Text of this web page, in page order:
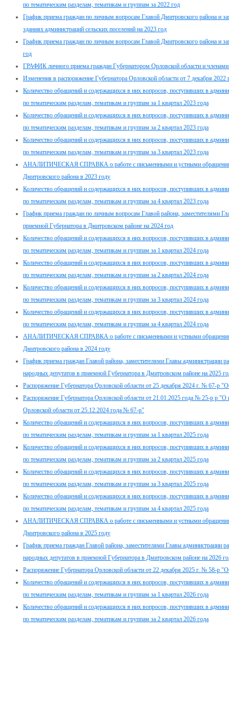
по тематическим разделам, тематикам и группам за 2022 год
График приема граждан по личным вопросам Главой Дмитровского района и
зданиях администраций сельских поселений на 2023 год
График приема граждан по личным вопросам Главой Дмитровского района и
год
ГРАФИК личного приема граждан Губернатором Орловской области и членами
Изменения в распоряжение Губернатора Орловской области от 7 декабря
Количество обращений и содержащихся в них вопросов, поступивших в
по тематическим разделам, тематикам и группам за 1 квартал 2023 года
Количество обращений и содержащихся в них вопросов, поступивших в
по тематическим разделам, тематикам и группам за 2 квартал 2023 года
Количество обращений и содержащихся в них вопросов, поступивших в
по тематическим разделам, тематикам и группам за 3 квартал 2023 года
АНАЛИТИЧЕСКАЯ СПРАВКА о работе с письменными и устными
Дмитровского района в 2023 году
Количество обращений и содержащихся в них вопросов, поступивших в
по тематическим разделам, тематикам и группам за 4 квартал 2023 года
График приема граждан по личным вопросам Главой района, заместителями
приемной Губернатора в Дмитровском районе на 2024 год
Количество обращений и содержащихся в них вопросов, поступивших в
по тематическим разделам, тематикам и группам за 1 квартал 2024 года
Количество обращений и содержащихся в них вопросов, поступивших в
по тематическим разделам, тематикам и группам за 2 квартал 2024 года
Количество обращений и содержащихся в них вопросов, поступивших в
по тематическим разделам, тематикам и группам за 3 квартал 2024 года
Количество обращений и содержащихся в них вопросов, поступивших в
по тематическим разделам, тематикам и группам за 4 квартал 2024 года
АНАЛИТИЧЕСКАЯ СПРАВКА о работе с письменными и устными
Дмитровского района в 2024 году
График приема граждан Главой района, заместителями Главы администрации
народных депутатов в приемной Губернатора в Дмитровском районе на 2025
Распоряжение Губернатора Орловской области от 25 декабря 2024 г. № 67-р
Распоряжение Губернатора Орловской области от 21.01.2025 года № 25-р р "О
Орловской области от 25.12.2024 года № 67-р"
Количество обращений и содержащихся в них вопросов, поступивших в
по тематическим разделам, тематикам и группам за 1 квартал 2025 года
Количество обращений и содержащихся в них вопросов, поступивших в
по тематическим разделам, тематикам и группам за 2 квартал 2025 года
Количество обращений и содержащихся в них вопросов, поступивших в
по тематическим разделам, тематикам и группам за 3 квартал 2025 года
Количество обращений и содержащихся в них вопросов, поступивших в
по тематическим разделам, тематикам и группам за 4 квартал 2025 года
АНАЛИТИЧЕСКАЯ СПРАВКА о работе с письменными и устными
Дмитровского района в 2025 году
График приема граждан Главой района, заместителями Главы администрации
народных депутатов в приемной Губернатора в Дмитровском районе на 2026
Распоряжение Губернатора Орловской области от 22 декабря 2025 г. № 58-р
Количество обращений и содержащихся в них вопросов, поступивших в
по тематическим разделам, тематикам и группам за 1 квартал 2026 года
Количество обращений и содержащихся в них вопросов, поступивших в
по тематическим разделам, тематикам и группам за 2 квартал 2026 года